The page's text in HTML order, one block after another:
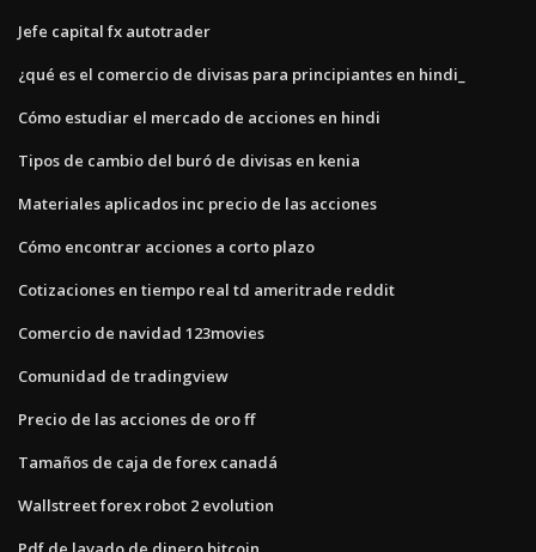
Jefe capital fx autotrader
¿qué es el comercio de divisas para principiantes en hindi_
Cómo estudiar el mercado de acciones en hindi
Tipos de cambio del buró de divisas en kenia
Materiales aplicados inc precio de las acciones
Cómo encontrar acciones a corto plazo
Cotizaciones en tiempo real td ameritrade reddit
Comercio de navidad 123movies
Comunidad de tradingview
Precio de las acciones de oro ff
Tamaños de caja de forex canadá
Wallstreet forex robot 2 evolution